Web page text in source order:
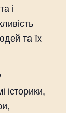
і
та їх
історики,